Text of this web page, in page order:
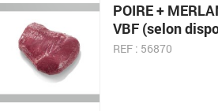
POIRE +
VBF (selon
REF : 56870